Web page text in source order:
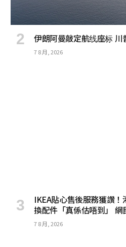
伊朗阿曼敲定航线座标
7 8 月, 2026
IKEA貼心售後服務獲讚
換配件「真係估唔到」 網
7 8 月, 2026